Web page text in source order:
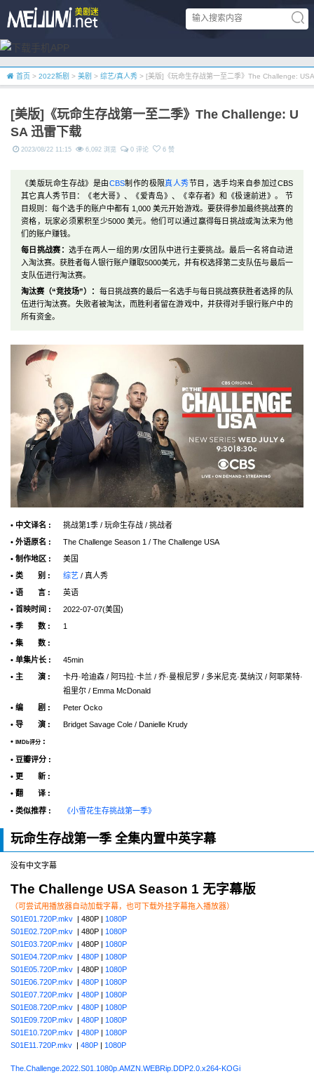
首页 > 2022新剧 > 美剧 > 综艺/真人秀 > [美版]《玩命生存战第一至二季》The Challenge:
[美版]《玩命生存战第一至二季》The Challenge: U
SA 迅雷下载
2023/08/22 11:15 6,092 浏览 0 评论 6 赞
《美版玩命生存战》是由CBS制作的极限真人秀节目，选手均来自参加过CBS
其它真人秀节目：《老大哥》、《爱青岛》、《幸存者》和《极速前进》。 节
目规则：每个选手的账户中都有 1,000 美元开始游戏。要获得参加最终挑战赛的
资格，玩家必须累积至少5000 美元。他们可以通过赢得每日挑战或淘汰来为他
们的账户赚钱。
每日挑战赛： 选手在两人一组的男/女团队中进行主要挑战。最后一名将自动进
入淘汰赛。获胜者每人银行账户赚取5000美元，并有权选择第二支队伍与最后一
支队伍进行淘汰赛。
淘汰赛（“竞技场”）： 每日挑战赛的最后一名选手与每日挑战赛获胜者选择的队
伍进行淘汰赛。失败者被淘汰，而胜利者留在游戏中，并获得对手银行账户中的
所有资金。
• 中文译名 :
挑战第1季 / 玩命生存战 / 挑战者
• 外语原名 :
The Challenge Season 1 / The Challenge USA
• 制作地区 :
美国
• 类 别 :
综艺 / 真人秀
• 语 言 :
英语
• 首映时间 :
2022-07-07(美国)
• 季 数 :
1
• 集 数 :
• 单集片长 :
45min
• 主 演 :
卡丹·哈迪森 / 阿玛拉·卡兰 / 乔·曼根尼罗 / 多米尼克·莫纳汉 / 阿耶莱特·
祖里尔 / Emma McDonald
• 编 剧 :
Peter Ocko
• 导 演 :
Bridget Savage Cole / Danielle Krudy
•
IMDb评分 :
• 豆瓣评分 :
• 更 新 :
• 翻 译 :
• 类似推荐 : 《小雪花生存挑战第一季》
玩命生存战第一季 全集内置中英字幕
没有中文字幕
The Challenge USA Season 1 无字幕版
（可尝试用播放器自动加载字幕，也可下载外挂字幕拖入播放器）
S01E01.720P.mkv | 480P | 1080P
S01E02.720P.mkv | 480P | 1080P
S01E03.720P.mkv | 480P | 1080P
S01E04.720P.mkv
480P
1080P
S01E05.720P.mkv | 480P | 1080P
S01E06.720P.mkv
480P
1080P
S01E07.720P.mkv
480P
1080P
S01E08.720P.mkv
480P
1080P
S01E09.720P.mkv
480P
1080P
S01E10.720P.mkv
480P
1080P
S01E11.720P.mkv
480P 1080P
The.Challenge.2022.S01.1080p.AMZN.WEBRip.DDP2.0.x264-KOGi